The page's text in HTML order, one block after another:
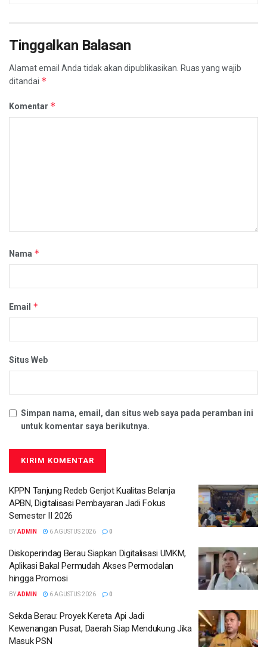
Tinggalkan Balasan
Alamat email Anda tidak akan dipublikasikan. Ruas yang wajib
ditandai *
Komentar *
Nama *
Email *
Situs Web
Simpan nama, email, dan situs web saya pada peramban ini
untuk komentar saya berikutnya.
KPPN Tanjung Redeb Genjot Kualitas Belanja
APBN, Digitalisasi Pembayaran Jadi Fokus
Semester II 2026
BYADMIN 6 AGUSTUS 2026 0
Diskoperindag Berau Siapkan Digitalisasi UMKM,
Aplikasi Bakal Permudah Akses Permodalan
hingga Promosi
BYADMIN 6 AGUSTUS 2026 0
Sekda Berau: Proyek Kereta Api Jadi
Kewenangan Pusat, Daerah Siap Mendukung Jika
Masuk PSN